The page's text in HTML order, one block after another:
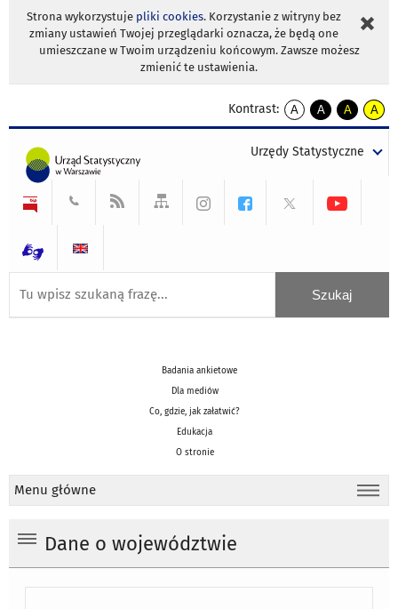
Strona wykorzystuje pliki cookies. Korzystanie z witryny bez
zmiany ustawień Twojej przeglądarki oznacza, że będą one
umieszczane w Twoim urządzeniu końcowym. Zawsze możesz
zmienić te ustawienia.
Kontrast:
A
kontrast
A
kontrast
tekst
czarnym
A
kontrast
tekst
czarnym
A
tekst
żółtym
Urzędy Statystyczne
Badania ankietowe
Dla mediów
Co, gdzie, jak załatwić?
Edukacja
O stronie
Menu główne
Dane o województwie